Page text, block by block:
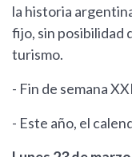
la historia
fijo, sin posibilidad
turismo.
- Fin de semana
- Este año, el